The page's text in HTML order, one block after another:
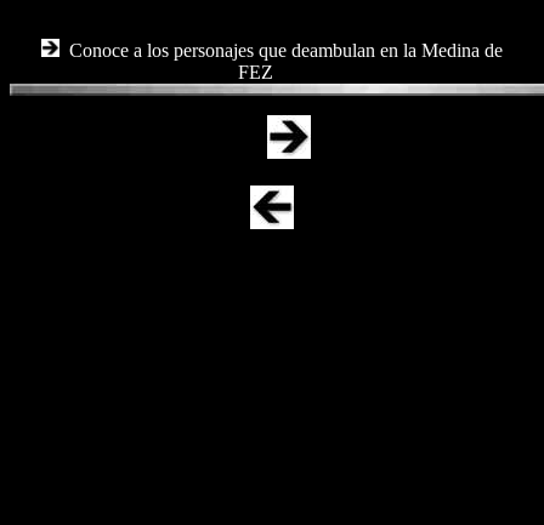
Conoce a los personajes que deambulan en la Medina de
FEZ